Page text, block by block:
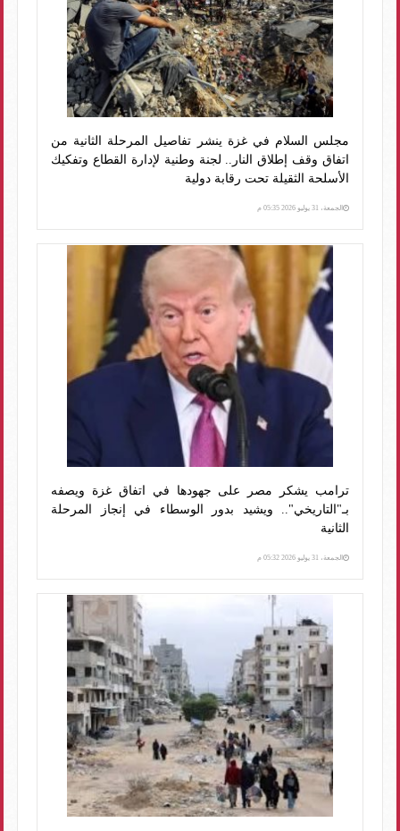
مجلس السلام في غزة ينشر تفاصيل المرحلة الثانية من
اتفاق وقف إطلاق النار.. لجنة وطنية لإدارة القطاع وتفكيك
الأسلحة الثقيلة تحت رقابة دولية
الجمعة، 31 يوليو 2026 05:35 م
ترامب يشكر مصر على جهودها في اتفاق غزة ويصفه
بـ"التاريخي".. ويشيد بدور الوسطاء في إنجاز المرحلة
الثانية
الجمعة، 31 يوليو 2026 05:32 م